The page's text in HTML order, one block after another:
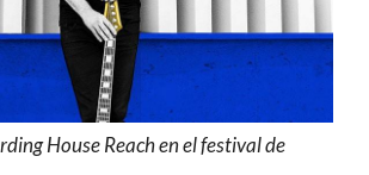
House Reach en el festival de